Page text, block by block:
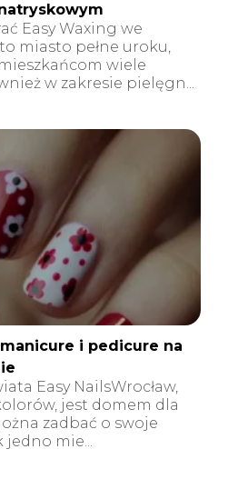
Easy Waxing we
miasto pełne uroku,
wiele
w zakresie pielęgn...
manicure i pedicure na
Easy NailsWrocław,
jest domem dla
zadbać o swoje
jedno mie...